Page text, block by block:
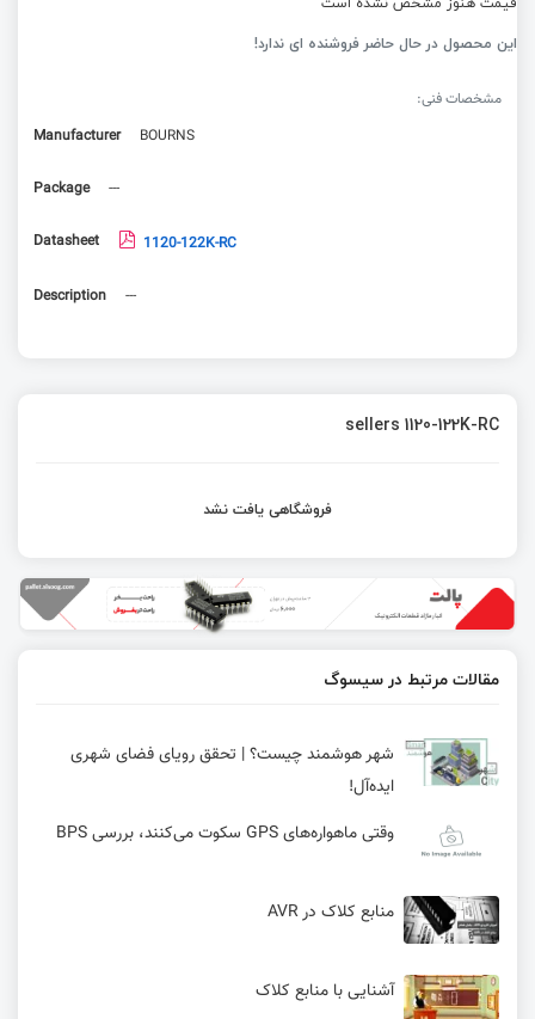
این محصول در حال حاضر فروشنده ای ندارد!
مشخصات فنی:
Manufacturer
BOURNS
Package ---
Datasheet 1120-122K-RC
Description ---
sellers 1120-122K-RC
فروشگاهی یافت نشد
مقالات مرتبط در سیسوگ
شهر هوشمند چیست؟ | تحقق رویای فضای شهری
ایده‌آل!
وقتی ماهواره‌های GPS سکوت می‌کنند، بررسی BPS
منابع کلاک در AVR
آشنایی با منابع کلاک